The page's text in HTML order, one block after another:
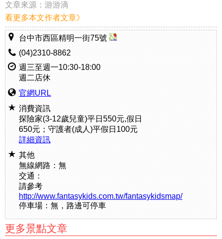
文章來源： 游游滴
看更多本文作者文章》
台中市西區精明一街75號
(04)2310-8862
週三至週一10:30-18:00
週二店休
官網URL
消費資訊
探險家(3-12歲兒童)平日550元,假日
650元；守護者(成人)平假日100元
詳細資訊
其他
無線網路：無
交通：
請參考
http://www.fantasykids.com.tw/fantasykidsmap/
停車場：無，路邊可停車
更多景點文章